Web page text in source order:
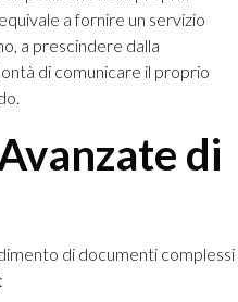
a fornire un servizio
a prescindere dalla
di comunicare il proprio
di
di documenti complessi